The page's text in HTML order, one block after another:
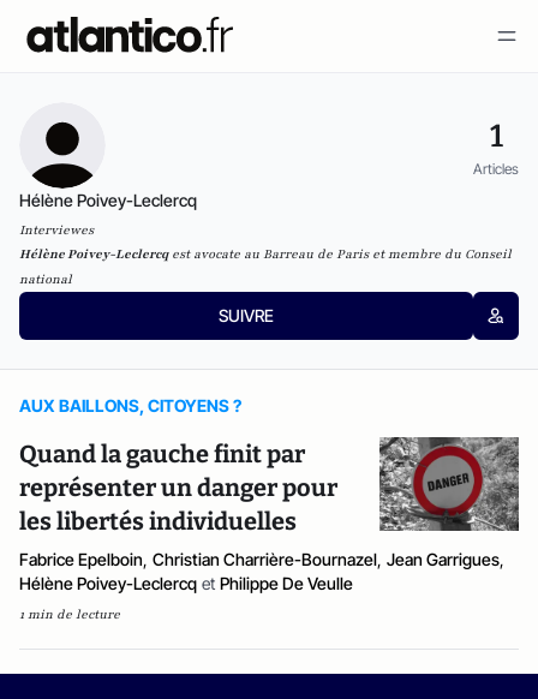
1
Articles
Hélène Poivey-Leclercq
Interviewes
Hélène Poivey-Leclercq est avocate au Barreau de Paris et membre du Conseil
national
SUIVRE
AUX BAILLONS, CITOYENS ?
Quand la gauche finit par
représenter un danger pour
les libertés individuelles
Fabrice Epelboin, Christian Charrière-Bournazel, Jean Garrigues,
Hélène Poivey-Leclercq et Philippe De Veulle
1 min de lecture